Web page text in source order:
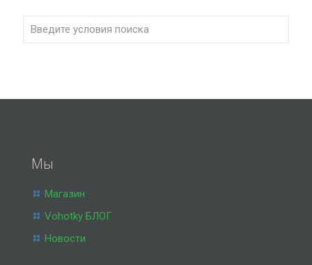
Мы
Магазин
Vohotky БЛОГ
Новости